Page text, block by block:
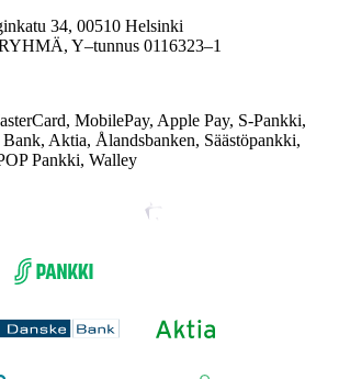
34, 00510 Helsinki
Y–tunnus 0116323–1
MobilePay, Apple Pay, S-Pankki,
Aktia, Ålandsbanken, Säästöpankki,
Pankki, Walley